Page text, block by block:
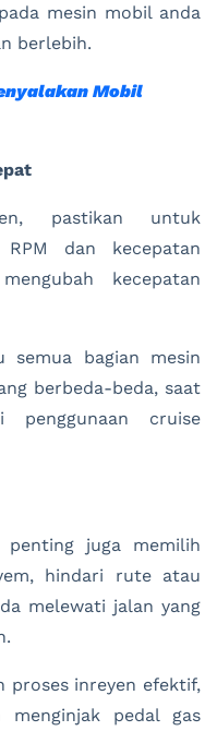
mesin mobil anda
berlebih.
Mobil
pastikan untuk
dan kecepatan
kecepatan
semua bagian mesin
berbeda-beda, saat
penggunaan cruise
penting juga memilih
hindari rute atau
melewati jalan yang
proses inreyen efektif,
pedal gas